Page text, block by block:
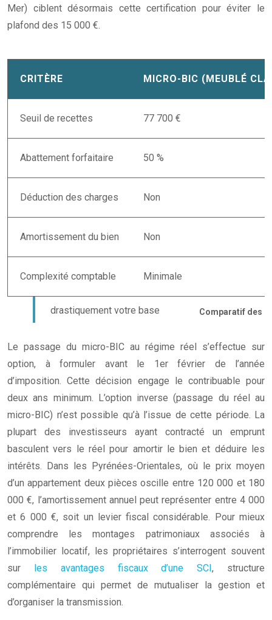
Mer) ciblent désormais cette certification pour éviter le
plafond des 15 000 €.
Comparatif des
CRITÈRE MICRO-BIC (MEUBLÉ
Seuil de recettes 77 700 €
Abattement forfaitaire 50 %
Déduction des charges Non
Amortissement du bien Non
Complexité comptable Minimale
Le passage du micro-BIC au régime réel s’effectue sur
option, à formuler avant le 1er février de l’année
d’imposition. Cette décision engage le contribuable pour
deux ans minimum. L’option inverse (passage du réel au
micro-BIC) n’est possible qu’à l’issue de cette période. La
plupart des investisseurs ayant contracté un emprunt
basculent vers le réel pour amortir le bien et déduire les
intérêts. Dans les Pyrénées-Orientales, où le prix moyen
d’un appartement deux pièces oscille entre 120 000 et 180
000 €, l’amortissement annuel peut représenter entre 4 000
et 6 000 €, soit un levier fiscal considérable. Pour mieux
comprendre les montages patrimoniaux associés à
l’immobilier locatif, les propriétaires s’interrogent souvent
sur les avantages fiscaux d’une SCI, structure
complémentaire qui permet de mutualiser la gestion et
d’organiser la transmission.